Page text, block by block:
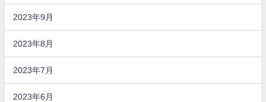
2023年9月
2023年8月
2023年7月
2023年6月